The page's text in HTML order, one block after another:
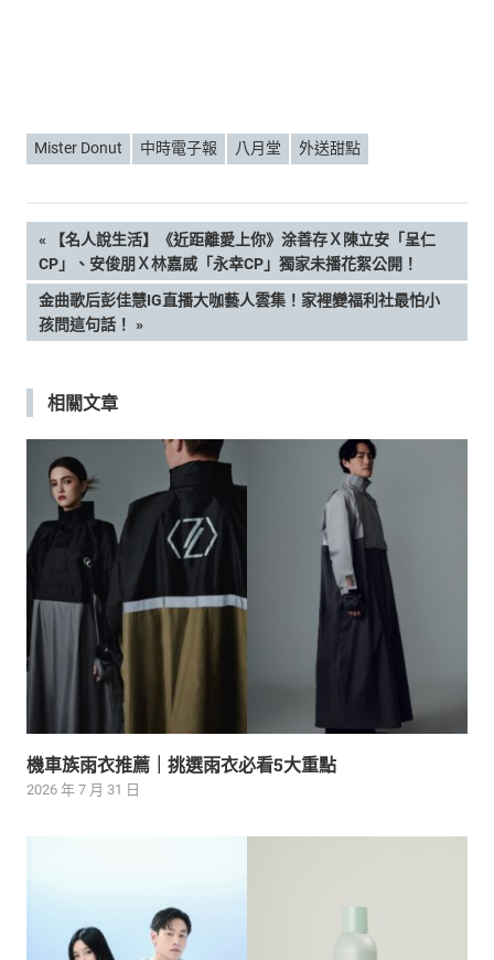
Mister Donut 中時電子報 八月堂 外送甜點
文
章
導
覽
PREVIOUS
POST:
【名人說生活】《近距離愛上你》涂善存Ｘ陳立安「呈仁
CP」、安俊朋Ｘ林嘉威「永幸CP」獨家未播花絮公開！
NEXT
POST:
金曲歌后彭佳慧IG直播大咖藝人雲集！家裡變福利社最怕小
孩問這句話！
相關文章
機車族雨衣推薦｜挑選雨衣必看5大重點
2026 年 7 月 31 日